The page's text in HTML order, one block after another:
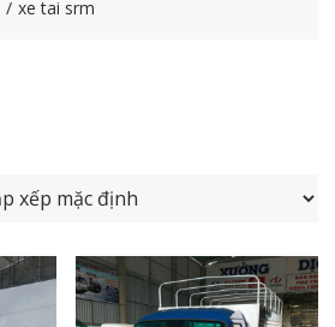
xe tai srm